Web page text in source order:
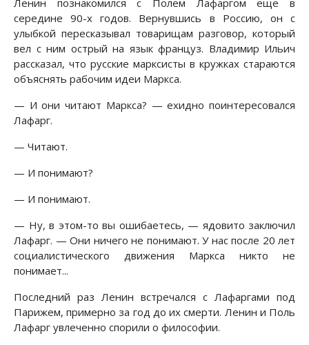
середине 90-х годов. Вернувшись в Россию, он с
улыбкой пересказывал товарищам разговор, который
вел с ним острый на язык француз. Владимир Ильич
рассказал, что русские марксисты в кружках стараются
объяснять рабочим идеи Маркса.
— И они читают Маркса? — ехидно поинтересовался
Лафарг.
— Читают.
— И понимают?
— И понимают.
— Ну, в этом-то вы ошибаетесь, — ядовито заключил
Лафарг. — Они ничего не понимают. У нас после 20 лет
социалистического движения Маркса никто не
понимает...
Последний раз Ленин встречался с Лафаргами под
Парижем, примерно за год до их смерти. Ленин и Поль
Лафарг увлеченно спорили о философии.